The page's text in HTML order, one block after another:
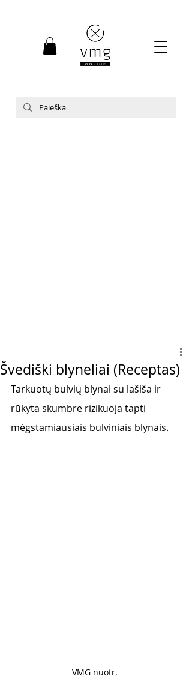
Švediški blyneliai (Receptas)
Tarkuotų bulvių blynai su lašiša ir
rūkyta skumbre rizikuoja tapti
mėgstamiausiais bulviniais blynais.
VMG nuotr.